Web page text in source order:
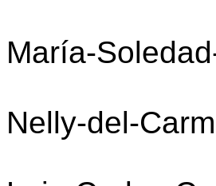
María-
Nelly-del-